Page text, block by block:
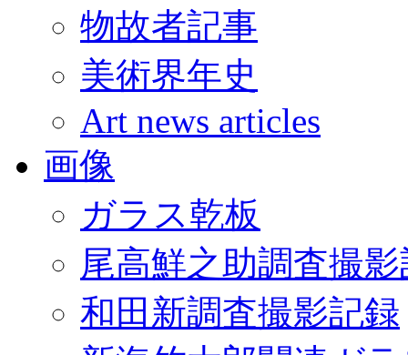
物故者記事
美術界年史
Art news articles
画像
ガラス乾板
尾高鮮之助調査撮
和田新調査撮影記録